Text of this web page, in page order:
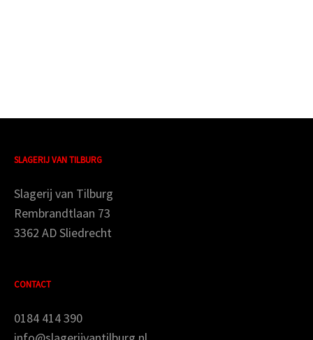
SLAGERIJ VAN TILBURG
Slagerij van Tilburg
Rembrandtlaan 73
3362 AD Sliedrecht
CONTACT
0184 414 390